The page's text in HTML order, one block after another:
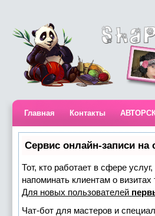
Главная Контакты
Сервис онлайн-записи на
Тот, кто работает в сфере
напоминать клиентам о
Для новых пользователей
Чат-бот для мастеров и